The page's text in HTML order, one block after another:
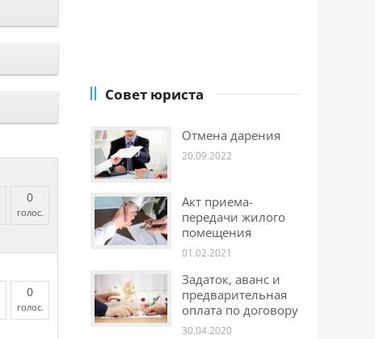
0
голос.
0
голос.
Совет юриста
Отмена дарения
20.09.2022
Акт приема-
передачи жилого
помещения
01.02.2021
Задаток, аванс и
предварительная
оплата по договору
30.04.2020